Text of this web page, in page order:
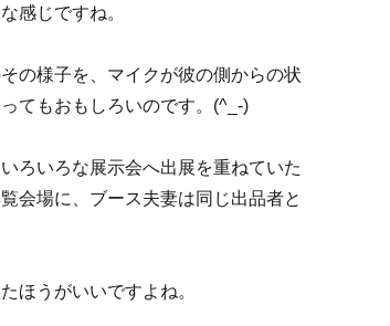
感じですね。
の様子を、マイクが彼の側からの状
てもおもしろいのです。(^_-)
ろいろな展示会へ出展を重ねていた
会場に、ブース夫妻は同じ出品者と
ほうがいいですよね。